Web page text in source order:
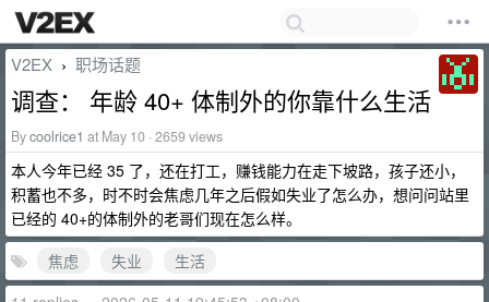
V2EX › 职场话题
调查： 年龄 40+ 体制外的你靠什么生活
Bycoolrice1 at May 10 · 2659 views
本人今年已经 35 了，还在打工，赚钱能力在走下坡路，孩子还小，
积蓄也不多，时不时会焦虑几年之后假如失业了怎么办，想问问站里
已经的 40+的体制外的老哥们现在怎么样。
焦虑
失业
生活